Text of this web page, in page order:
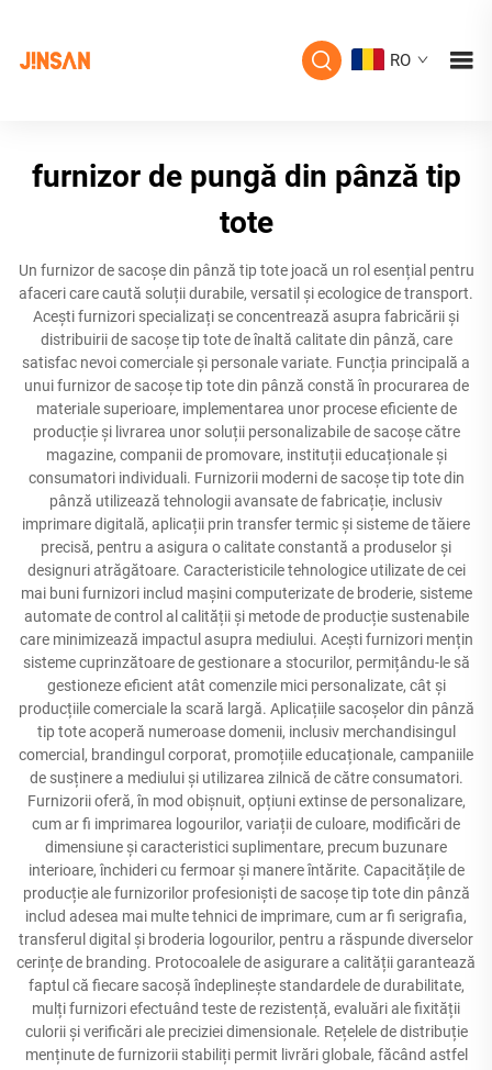
RO
furnizor de pungă din pânză tip
tote
Un furnizor de sacoșe din pânză tip tote joacă un rol esențial pentru
afaceri care caută soluții durabile, versatil și ecologice de transport.
Acești furnizori specializați se concentrează asupra fabricării și
distribuirii de sacoșe tip tote de înaltă calitate din pânză, care
satisfac nevoi comerciale și personale variate. Funcția principală a
unui furnizor de sacoșe tip tote din pânză constă în procurarea de
materiale superioare, implementarea unor procese eficiente de
producție și livrarea unor soluții personalizabile de sacoșe către
magazine, companii de promovare, instituții educaționale și
consumatori individuali. Furnizorii moderni de sacoșe tip tote din
pânză utilizează tehnologii avansate de fabricație, inclusiv
imprimare digitală, aplicații prin transfer termic și sisteme de tăiere
precisă, pentru a asigura o calitate constantă a produselor și
designuri atrăgătoare. Caracteristicile tehnologice utilizate de cei
mai buni furnizori includ mașini computerizate de broderie, sisteme
automate de control al calității și metode de producție sustenabile
care minimizează impactul asupra mediului. Acești furnizori mențin
sisteme cuprinzătoare de gestionare a stocurilor, permițându-le să
gestioneze eficient atât comenzile mici personalizate, cât și
producțiile comerciale la scară largă. Aplicațiile sacoșelor din pânză
tip tote acoperă numeroase domenii, inclusiv merchandisingul
comercial, brandingul corporat, promoțiile educaționale, campaniile
de susținere a mediului și utilizarea zilnică de către consumatori.
Furnizorii oferă, în mod obișnuit, opțiuni extinse de personalizare,
cum ar fi imprimarea logourilor, variații de culoare, modificări de
dimensiune și caracteristici suplimentare, precum buzunare
interioare, închideri cu fermoar și manere întărite. Capacitățile de
producție ale furnizorilor profesioniști de sacoșe tip tote din pânză
includ adesea mai multe tehnici de imprimare, cum ar fi serigrafia,
transferul digital și broderia logourilor, pentru a răspunde diverselor
cerințe de branding. Protocoalele de asigurare a calității garantează
faptul că fiecare sacoșă îndeplinește standardele de durabilitate,
mulți furnizori efectuând teste de rezistență, evaluări ale fixității
culorii și verificări ale preciziei dimensionale. Rețelele de distribuție
menținute de furnizorii stabiliți permit livrări globale, făcând astfel